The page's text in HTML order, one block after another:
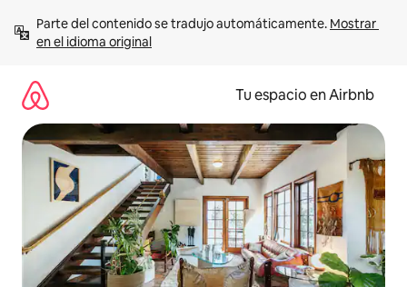
contenido
Parte del contenido se tradujo automáticamente. Mostrar
en el idioma original
Tu espacio en Airbnb